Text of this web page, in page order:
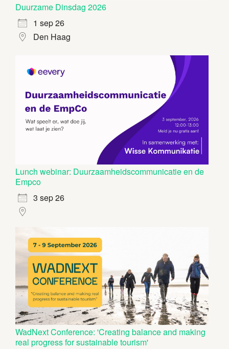
Duurzame Dinsdag 2026
1 sep 26
Den Haag
Lunch webinar: Duurzaamheidscommunicatie en de
Empco
3 sep 26
WadNext Conference: 'Creating balance and making
real progress for sustainable tourism'